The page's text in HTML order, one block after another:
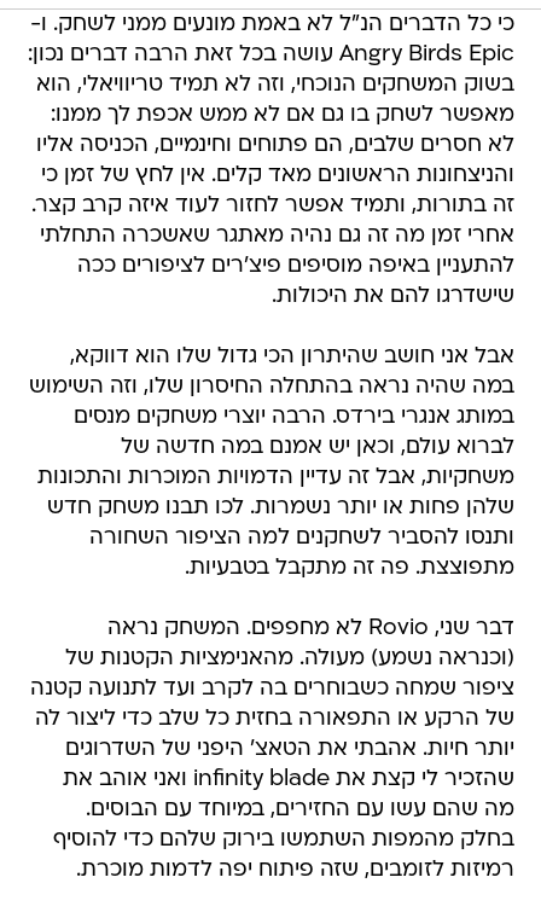
כי כל הדברים הנ"ל לא באמת מונעים ממני לשחק. ו-
Angry Birds Epic עושה בכל זאת הרבה דברים נכון:
בשוק המשחקים הנוכחי, וזה לא תמיד טריוויאלי, הוא
מאפשר לשחק בו גם אם לא ממש אכפת לך ממנו:
לא חסרים שלבים, הם פתוחים וחינמיים, הכניסה אליו
והניצחונות הראשונים מאד קלים. אין לחץ של זמן כי
זה בתורות, ותמיד אפשר לחזור לעוד איזה קרב קצר.
אחרי זמן מה זה גם נהיה מאתגר שאשכרה התחלתי
להתעניין באיפה מוסיפים פיצ'רים לציפורים ככה
שישדרגו להם את היכולות.
אבל אני חושב שהיתרון הכי גדול שלו הוא דווקא,
במה שהיה נראה בהתחלה החיסרון שלו, וזה השימוש
במותג אנגרי בירדס. הרבה יוצרי משחקים מנסים
לברוא עולם, וכאן יש אמנם במה חדשה של
משחקיות, אבל זה עדיין הדמויות המוכרות והתכונות
שלהן פחות או יותר נשמרות. לכו תבנו משחק חדש
ותנסו להסביר לשחקנים למה הציפור השחורה
מתפוצצת. פה זה מתקבל בטבעיות.
דבר שני, Rovio לא מחפפים. המשחק נראה
(וכנראה נשמע) מעולה. מהאנימציות הקטנות של
ציפור שמחה כשבוחרים בה לקרב ועד לתנועה קטנה
של הרקע או התפאורה בחזית כל שלב כדי ליצור לה
יותר חיות. אהבתי את הטאצ' היפני של השדרוגים
שהזכיר לי קצת את infinity blade ואני אוהב את
מה שהם עשו עם החזירים, במיוחד עם הבוסים.
בחלק מהמפות השתמשו בירוק שלהם כדי להוסיף
רמיזות לזומבים, שזה פיתוח יפה לדמות מוכרת.